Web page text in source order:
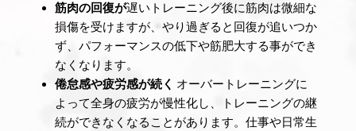
筋肉の回復が遅いトレーニング後に筋肉は微細な
損傷を受けますが、やり過ぎると回復が追いつか
ず、パフォーマンスの低下や筋肥大する事ができ
なくなります。
倦怠感や疲労感が続く オーバートレーニングに
よって全身の疲労が慢性化し、トレーニングの継
続ができなくなることがあります。仕事や日常生